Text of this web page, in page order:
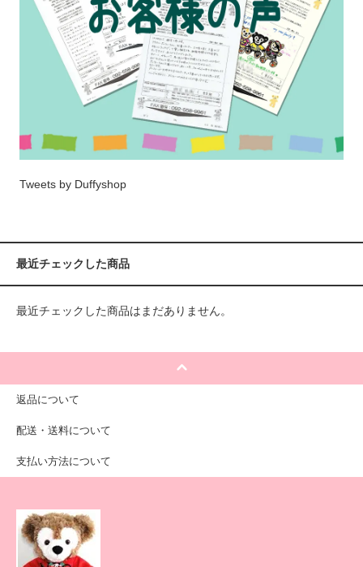
Tweets by Duffyshop
最近チェックした商品
最近チェックした商品はまだありません。
返品について
配送・送料について
支払い方法について